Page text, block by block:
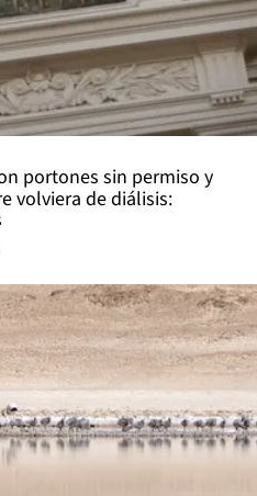
portones sin permiso y
volviera de diálisis: